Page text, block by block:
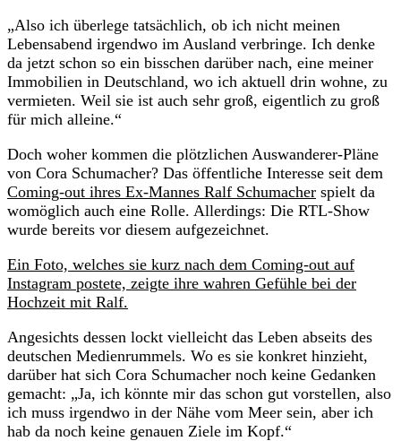
„Also ich überlege tatsächlich, ob ich nicht meinen
Lebensabend irgendwo im Ausland verbringe. Ich denke
da jetzt schon so ein bisschen darüber nach, eine meiner
Immobilien in Deutschland, wo ich aktuell drin wohne, zu
vermieten. Weil sie ist auch sehr groß, eigentlich zu groß
für mich alleine.“
Doch woher kommen die plötzlichen Auswanderer-Pläne
von Cora Schumacher? Das öffentliche Interesse seit dem
Coming-out ihres Ex-Mannes Ralf Schumacher spielt da
womöglich auch eine Rolle. Allerdings: Die RTL-Show
wurde bereits vor diesem aufgezeichnet.
Ein Foto, welches sie kurz nach dem Coming-out auf
Instagram postete, zeigte ihre wahren Gefühle bei der
Hochzeit mit Ralf.
Angesichts dessen lockt vielleicht das Leben abseits des
deutschen Medienrummels. Wo es sie konkret hinzieht,
darüber hat sich Cora Schumacher noch keine Gedanken
gemacht: „Ja, ich könnte mir das schon gut vorstellen, also
ich muss irgendwo in der Nähe vom Meer sein, aber ich
hab da noch keine genauen Ziele im Kopf.“